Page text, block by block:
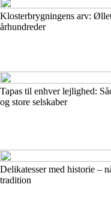
Klosterbrygningens arv:
århundreder
Tapas til enhver lejlighed:
og store selskaber
Delikatesser med historie –
tradition